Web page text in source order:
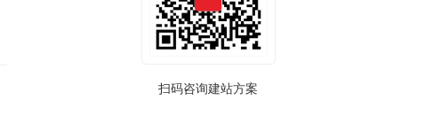
扫码咨询建站方案